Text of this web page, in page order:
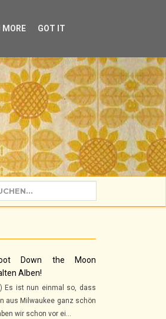
Down the Moon
Alben!
Es ist nun einmal so, dass
aus Milwaukee ganz schön
wir schon vor ei...
MORE GOT IT